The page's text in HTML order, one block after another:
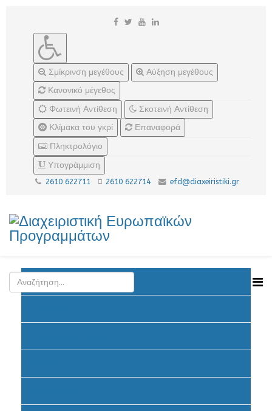
Σμίκρινση μεγέθους
Αύξηση μεγέθους
Κανονικό μέγεθος
Φωτεινή Αντίθεση
Σκοτεινή Αντίθεση
Κλίμακα του γκρί
Επαναφορά
Πληκτρολόγιο
Υπογράμμιση
2610 622711 2610 622714 efd@diaxeiristiki.gr
Ανακοινώσεις